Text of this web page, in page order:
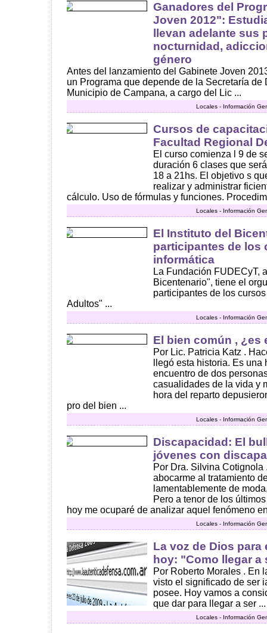
Ganadores del
Joven 2012":
llevan adelante sus
nocturnidad,
género
Antes del lanzamiento del Gabinete Joven
un Programa que depende de la Secretaría de
Municipio de Campana, a cargo del Lic ...
Locales - Información
Cursos de
Facultad Regional
El curso comienza l 9 de
duración 6 clases que
18 a 21hs. El objetivo s
realizar y administrar
cálculo. Uso de fórmulas y funciones.
Locales - Información
El Instituto del
participantes de los
informática
La Fundación FUDECyT,
Bicentenario", tiene el
participantes de los
Adultos" ...
Locales - Información
El bien común , ¿es
Por Lic. Patricia Katz .
llegó esta historia. Es
encuentro de dos
casualidades de la vida y
hora del reparto
pro del bien ...
Locales - Información
Discapacidad: El
jóvenes con
Por Dra. Silvina
abocarme al tratamiento
lamentablemente de
Pero a tenor de los
hoy me ocuparé de analizar aquel fenómeno
Locales - Información
La voz de Dios para
hoy: "Como llegar
Por Roberto Morales . En
visto el significado de ser
posee. Hoy vamos a
que dar para llegar a ser ...
Locales - Información